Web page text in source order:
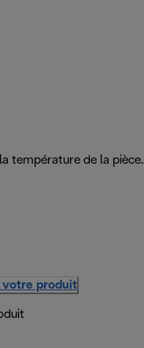
température de la pièce.
votre produit